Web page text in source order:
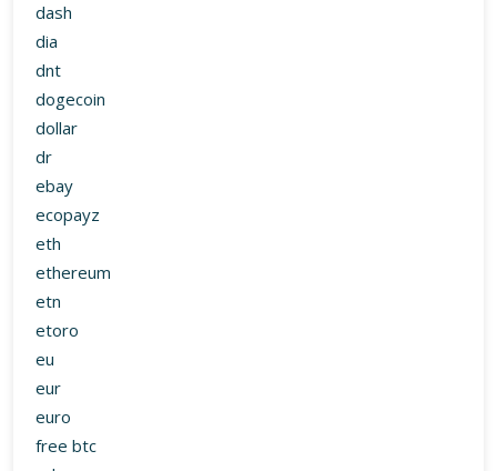
dash
dia
dnt
dogecoin
dollar
dr
ebay
ecopayz
eth
ethereum
etn
etoro
eu
eur
euro
free btc